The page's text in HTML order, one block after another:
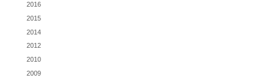
2016
2015
2014
2012
2010
2009